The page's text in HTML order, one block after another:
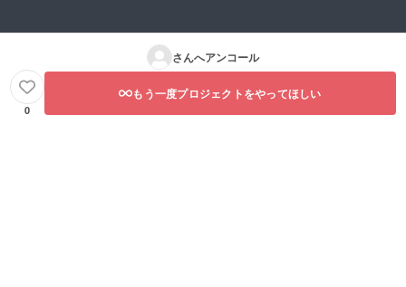
さんへアンコール
0
もう一度プロジェクトをやってほしい